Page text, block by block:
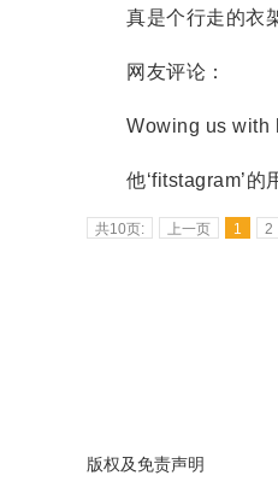
真是个行走的衣
网友评论：
Wowing us with
他‘fitstagram’的用
共10页: 上一页 1 2
版权及免责声明